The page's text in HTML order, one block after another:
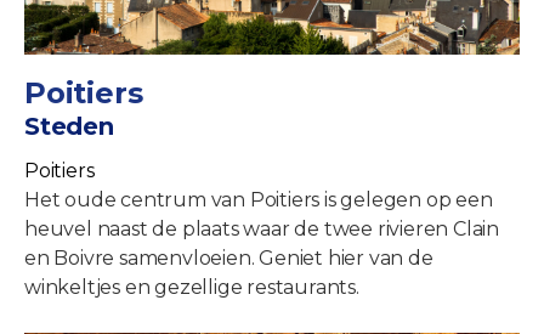
Poitiers
Steden
Poitiers
Het oude centrum van Poitiers is gelegen op een
heuvel naast de plaats waar de twee rivieren Clain
en Boivre samenvloeien. Geniet hier van de
winkeltjes en gezellige restaurants.